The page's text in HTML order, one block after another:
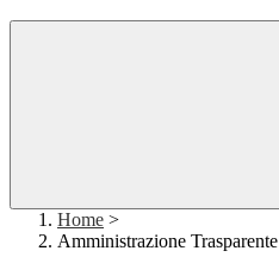
Home >
Amministrazione Trasparente